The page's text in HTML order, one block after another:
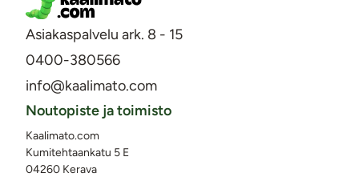
Asiakaspalvelu ark. 8 - 15
0400-380566
info@kaalimato.com
Noutopiste ja toimisto
Kaalimato.com
Kumitehtaankatu 5 E
04260 Kerava